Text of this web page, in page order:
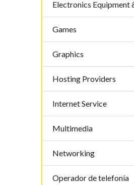
Electronics Equipment
Games
Graphics
Hosting Providers
Internet Service
Multimedia
Networking
Operador de telefoní­a